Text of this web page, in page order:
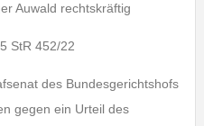
Auwald rechtskräftig
StR 452/22
des Bundesgerichtshofs
gegen ein Urteil des